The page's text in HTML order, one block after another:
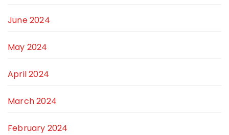
June 2024
May 2024
April 2024
March 2024
February 2024